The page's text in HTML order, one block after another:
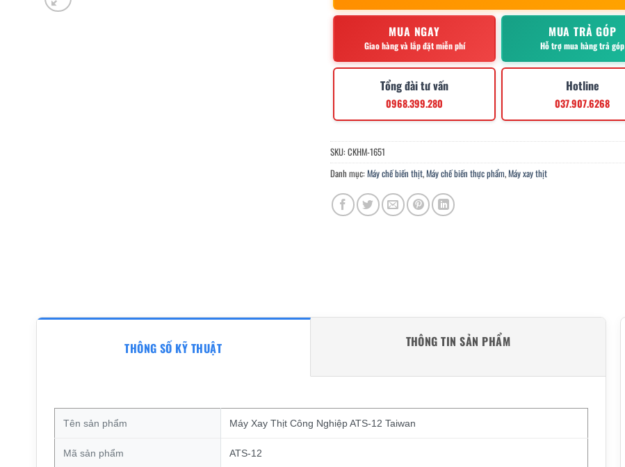
MUA NGAY
Giao hàng và lắp đặt miễn phí
MUA TRẢ GÓP
Hỗ trợ mua hàng trả góp
Tổng đài tư vấn
0968.399.280
Hotline
037.907.6268
SKU:CKHM-1651
Danh mục:Máy chế biến thịt,Máy chế biến thực phẩm,Máy xay thịt
THÔNG SỐ KỸ THUẬT THÔNG TIN SẢN PHẨM
Tên sản phẩm Máy Xay Thịt Công Nghiệp ATS-12 Taiwan
Mã sản phẩm ATS-12